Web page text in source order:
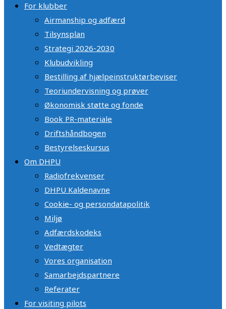
For klubber
Airmanship og adfærd
Tilsynsplan
Strategi 2026-2030
Klubudvikling
Bestilling af hjælpeinstruktørbeviser
Teoriundervisning og prøver
Økonomisk støtte og fonde
Book PR-materiale
Driftshåndbogen
Bestyrelseskursus
Om DHPU
Radiofrekvenser
DHPU Kaldenavne
Cookie- og persondatapolitik
Miljø
Adfærdskodeks
Vedtægter
Vores organisation
Samarbejdspartnere
Referater
For visiting pilots